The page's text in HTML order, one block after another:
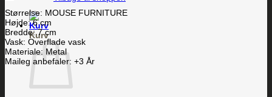
Kurv
Størrelse: MOUSE FURNITURE
Højde: 6 cm
Bredde: 7 cm
Vask: Overflade vask
Materiale: Metal
Maileg anbefaler: +3 År